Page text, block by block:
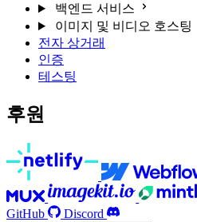
백엔드 서비스
이미지 및 비디오 호스팅
전자 상거래
인증
테스팅
후원
GitHub
Discord